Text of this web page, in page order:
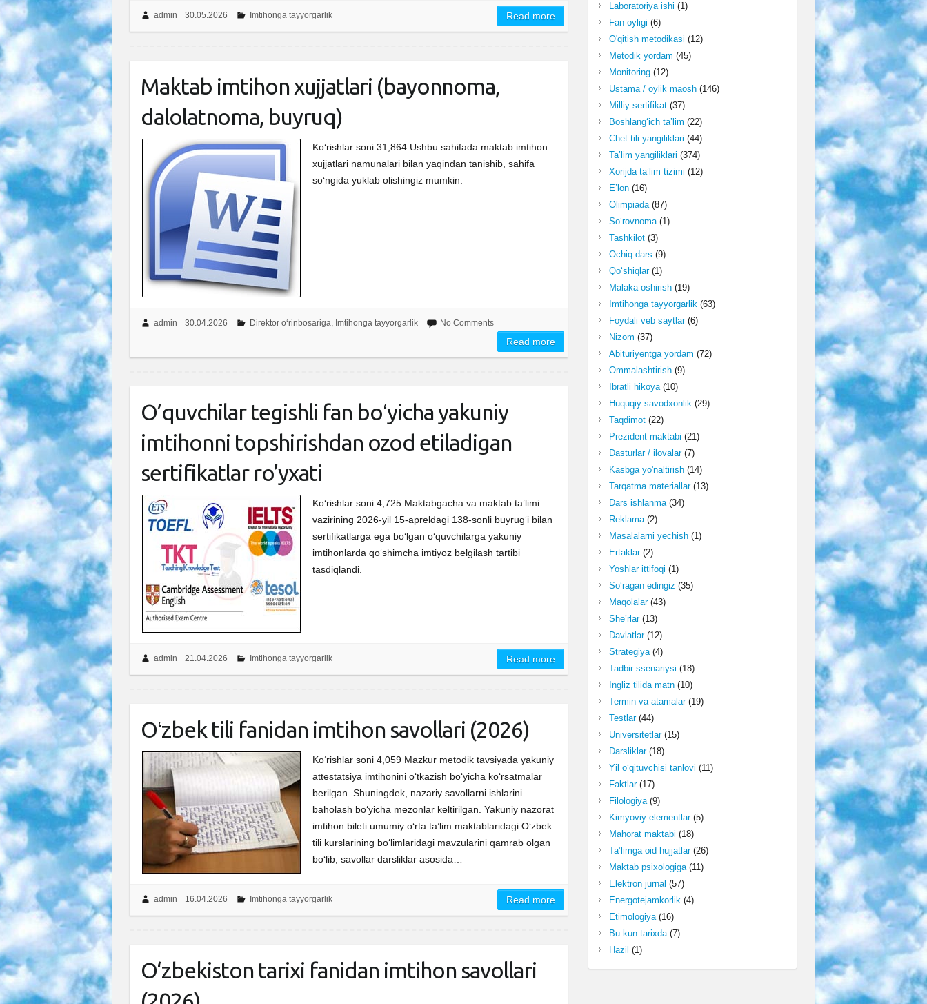
admin 30.05.2026 Imtihonga tayyorgarlik Read more
Maktab imtihon xujjatlari (bayonnoma,
dalolatnoma, buyruq)
Ko‘rishlar soni 31,864 Ushbu sahifada maktab imtihon
xujjatlari namunalari bilan yaqindan tanishib, sahifa
so‘ngida yuklab olishingiz mumkin.
admin 30.04.2026 Direktor o‘rinbosariga, Imtihonga tayyorgarlik No Comments
Read more
O’quvchilar tegishli fan boʻyicha yakuniy
imtihonni topshirishdan ozod etiladigan
sertifikatlar ro’yxati
Ko‘rishlar soni 4,725 Maktabgacha va maktab taʼlimi
vazirining 2026-yil 15-apreldagi 138-sonli buyrugʻi bilan
sertifikatlarga ega boʻlgan oʻquvchilarga yakuniy
imtihonlarda qoʻshimcha imtiyoz belgilash tartibi
tasdiqlandi.
admin 21.04.2026 Imtihonga tayyorgarlik Read more
Oʻzbek tili fanidan imtihon savollari (2026)
Ko‘rishlar soni 4,059 Mazkur metodik tavsiyada yakuniy
attestatsiya imtihonini o‘tkazish bo‘yicha ko‘rsatmalar
berilgan. Shuningdek, nazariy savollarni ishlarini
baholash bo‘yicha mezonlar keltirilgan. Yakuniy nazorat
imtihon bileti umumiy o‘rta ta’lim maktablaridagi Oʻzbek
tili kurslarining bo‘limlaridagi mavzularini qamrab olgan
bo‘lib, savollar darsliklar asosida…
admin 16.04.2026 Imtihonga tayyorgarlik Read more
O‘zbekiston tarixi fanidan imtihon savollari
Laboratoriya ishi (1)
Fan oyligi (6)
O'qitish metodikasi (12)
Metodik yordam (45)
Monitoring(12)
Ustama / oylik maosh(146)
Milliy sertifikat(37)
Boshlang‘ich ta’lim (22)
Chet tili yangiliklari (44)
Ta’lim yangiliklari (374)
Xorijda ta’lim tizimi (12)
E’lon(16)
Olimpiada(87)
So‘rovnoma(1)
Tashkilot(3)
Ochiq dars (9)
Qo‘shiqlar(1)
Malaka oshirish(19)
Imtihonga tayyorgarlik(63)
Foydali veb saytlar(6)
Nizom (37)
Abituriyentga yordam (72)
Ommalashtirish(9)
Ibratli hikoya(10)
Huquqiy savodxonlik(29)
Taqdimot(22)
Prezident maktabi (21)
Dasturlar / ilovalar(7)
Kasbga yo'naltirish(14)
Tarqatma materiallar(13)
Dars ishlanma(34)
Reklama(2)
Masalalarni yechish(1)
Ertaklar(2)
Yoshlar ittifoqi (1)
So‘ragan edingiz (35)
Maqolalar(43)
She’rlar(13)
Davlatlar(12)
Strategiya(4)
Tadbir ssenariysi (18)
Ingliz tilida matn(10)
Termin va atamalar(19)
Testlar(44)
Universitetlar(15)
Darsliklar(18)
Yil o‘qituvchisi tanlovi (11)
Faktlar(17)
Filologiya(9)
Kimyoviy elementlar(5)
Mahorat maktabi (18)
Ta’limga oid hujjatlar(26)
Maktab psixologiga(11)
Elektron jurnal (57)
Energotejamkorlik(4)
Etimologiya(16)
Bu kun tarixda(7)
Hazil (1)